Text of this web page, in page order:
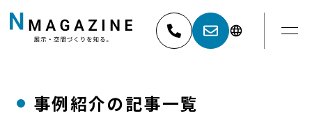
名古屋 052-881-5527
事例紹介の記事一覧